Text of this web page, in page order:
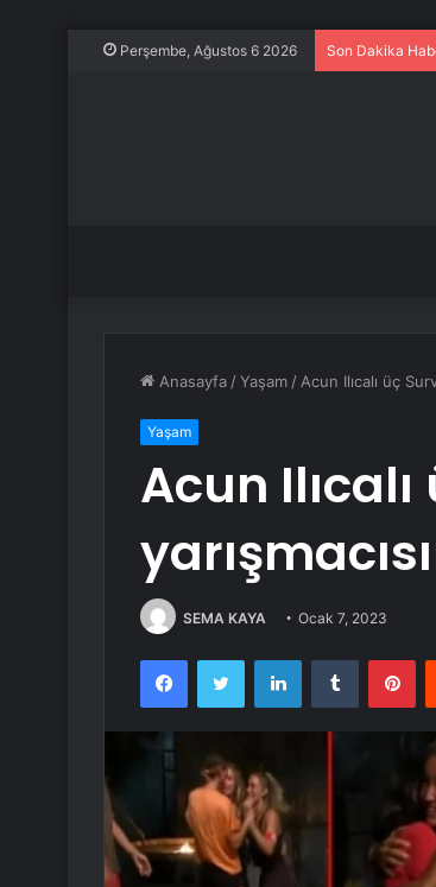
Perşembe, Ağustos 6 2026 Son Dakika
Anasayfa /Yaşam / Acun Ilıcalı üç
Yaşam
Acun
SEMA KAYA Ocak 7, 2023
FacebookTwitter LinkedInTumblr